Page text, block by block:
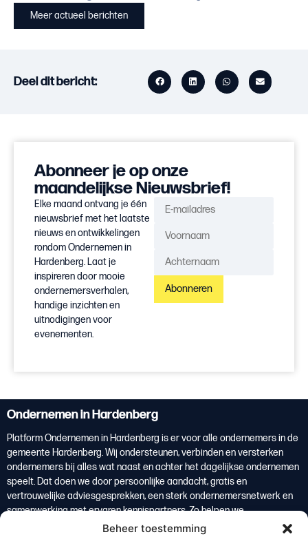
Beheer toestemming
Meer actueel berichten
Deel dit bericht:
Abonneer je op onze
maandelijkse Nieuwsbrief!
Elke maand ontvang je één
nieuwsbrief met het laatste
nieuws en ontwikkelingen
rondom Ondernemen in
Hardenberg. Laat je
inspireren door mooie
ondernemersverhalen,
handige inzichten en
uitnodigingen voor
evenementen.
Abonneren
Ondernemen in Hardenberg
Platform Ondernemen in Hardenberg is er voor alle ondernemers in de
gemeente Hardenberg. Wij ondersteunen, verbinden en versterken
ondernemers bij alles wat naast en achter het dagelijkse ondernemen
speelt. Dat doen we door persoonlijke aandacht, gratis en
vertrouwelijke adviesgesprekken, een sterk ondernemersnetwerk en
samenwerking met ervaren kennispartners. Zo helpen we
ondernemers om overzicht te krijgen, weloverwogen keuzes te maken